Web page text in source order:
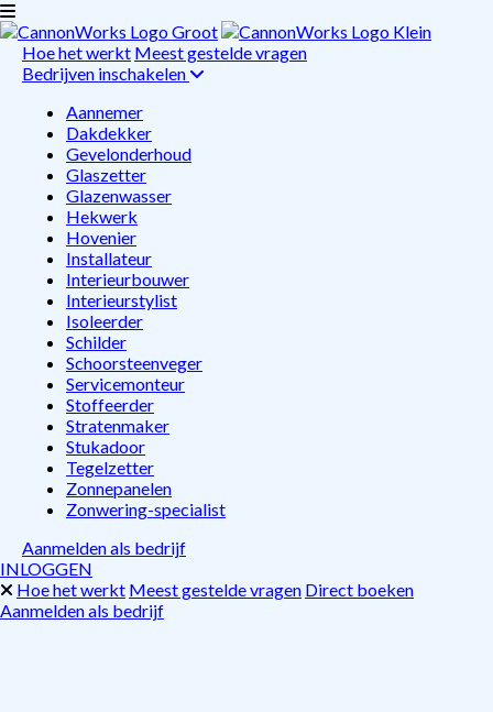
Hoe het werkt Meest gestelde vragen
Bedrijven inschakelen
Aannemer
Dakdekker
Gevelonderhoud
Glaszetter
Glazenwasser
Hekwerk
Hovenier
Installateur
Interieurbouwer
Interieurstylist
Isoleerder
Schilder
Schoorsteenveger
Servicemonteur
Stoffeerder
Stratenmaker
Stukadoor
Tegelzetter
Zonnepanelen
Zonwering-specialist
Aanmelden als bedrijf
INLOGGEN
Hoe het werkt Meest gestelde vragen Direct boeken
Aanmelden als bedrijf